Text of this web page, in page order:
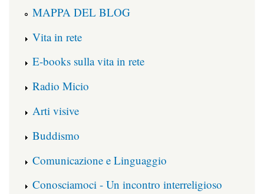
MAPPA DEL BLOG
Vita in rete
E-books sulla vita in rete
Radio Micio
Arti visive
Buddismo
Comunicazione e Linguaggio
Conosciamoci - Un incontro interreligioso